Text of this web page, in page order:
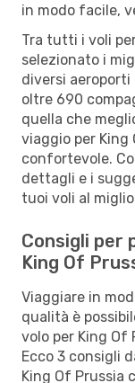
in modo facile,
Tra tutti i voli
selezionato i
diversi aeroporti
oltre 690
quella che
viaggio per
confortevole.
dettagli e i
tuoi voli al
Consigli per
King Of
Viaggiare in
qualità è
volo per King Of
Ecco 3 consigli
King Of Prussia